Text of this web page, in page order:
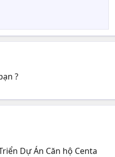
?
Dự Án Căn hộ Centa